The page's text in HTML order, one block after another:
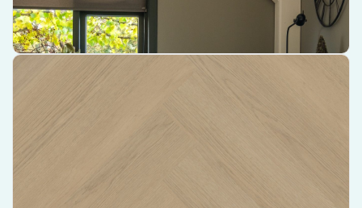
Bekijk product
Belakos Futuro Visgraat XL 52 Rigid Click PVC – 1.35 m² Per
Stijlvolle visgraatpatroon voor een luxe uitstraling